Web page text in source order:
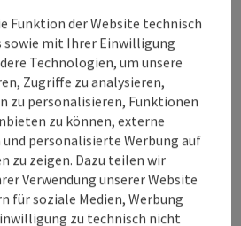
Volkskundehaus in Ried im
Juwel: Die Stille-Nacht-Krippe war
des berühmtesten
– und ist nicht nur zur
Besuch wert.
Innviertler
im Innkreis
09:00
1 2 3
Funktion der Website technisch
sowie mit Ihrer Einwilligung
Technologien, um unsere
Zugriffe zu analysieren,
zu personalisieren, Funktionen
zu können, externe
personalisierte Werbung auf
zu zeigen. Dazu teilen wir
Verwendung unserer Website
für soziale Medien, Werbung
zu technisch nicht